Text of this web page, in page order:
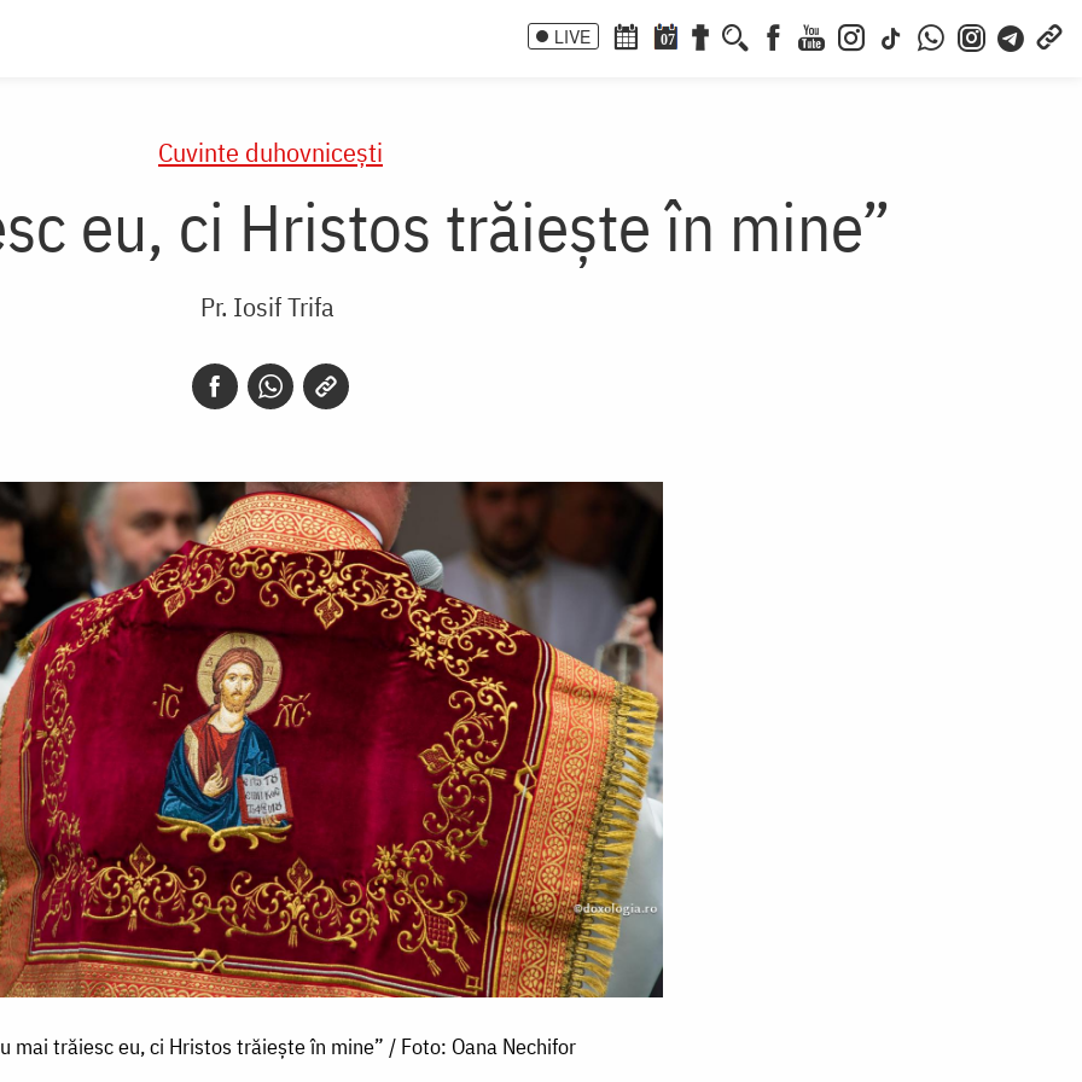
LIVE 07
Cuvinte duhovnicești
eu, ci Hristos trăiește în mine”
Pr. Iosif Trifa
mai trăiesc eu, ci Hristos trăiește în mine” / Foto: Oana Nechifor